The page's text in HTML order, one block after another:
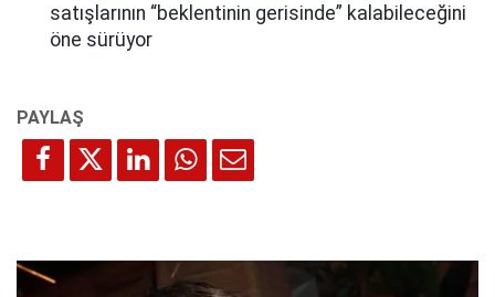
satışlarının “beklentinin gerisinde” kalabileceğini
öne sürüyor